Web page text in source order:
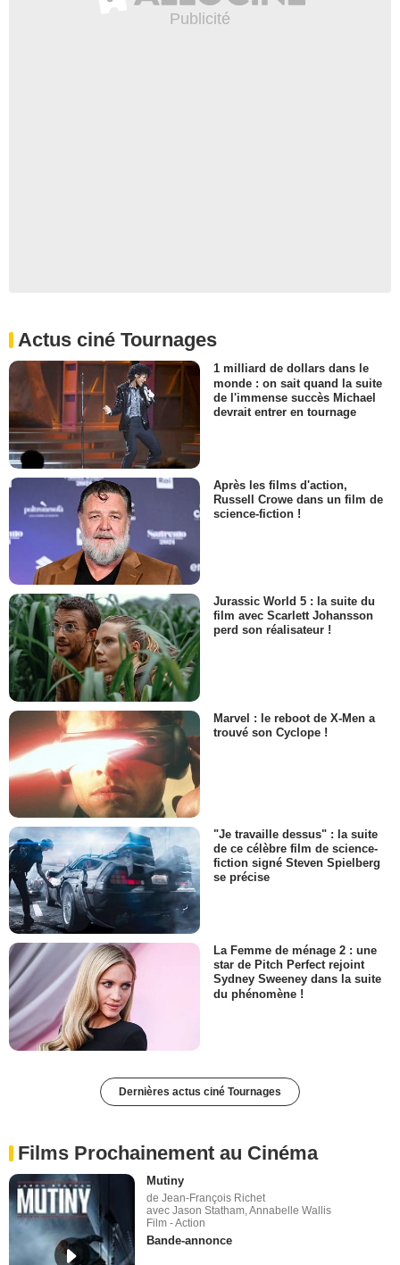
Actus ciné Tournages
1 milliard de dollars dans le
monde : on sait quand la suite
de l'immense succès Michael
devrait entrer en tournage
Après les films d'action,
Russell Crowe dans un film de
science-fiction !
Jurassic World 5 : la suite du
film avec Scarlett Johansson
perd son réalisateur !
Marvel : le reboot de X-Men a
trouvé son Cyclope !
"Je travaille dessus" : la suite
de ce célèbre film de science-
fiction signé Steven Spielberg
se précise
La Femme de ménage 2 : une
star de Pitch Perfect rejoint
Sydney Sweeney dans la suite
du phénomène !
Dernières actus ciné Tournages
Films Prochainement au Cinéma
Mutiny
de Jean-François Richet
avec Jason Statham, Annabelle Wallis
Film - Action
Bande-annonce